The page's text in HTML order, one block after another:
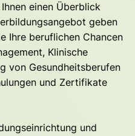
einen Überblick
geben
Ihre beruflichen Chancen
Klinische
von Gesundheitsberufen
und Zertifikate
und